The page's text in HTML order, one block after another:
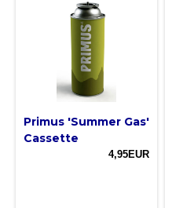
Primus 'Summer Gas'
Cassette
4,95EUR